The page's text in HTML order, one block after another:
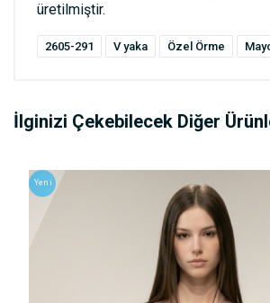
üretilmiştir.
2605-291 V yaka Özel Örme
İlginizi Çekebilecek Diğer
Yeni